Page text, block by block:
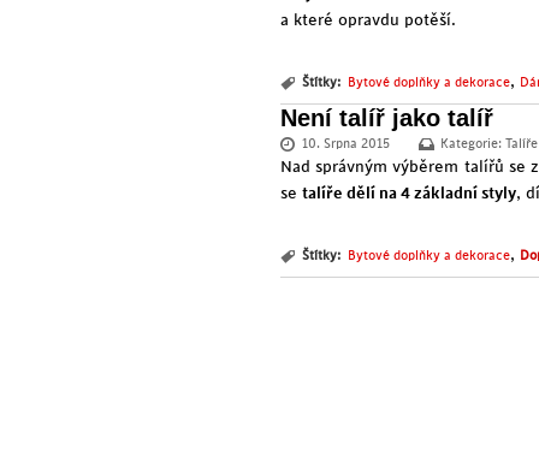
a které opravdu potěší.
Štítky: Bytové doplňky a dekorace,
Není talíř jako talíř
10. Srpna 2015 Kategorie: Talíře
Nad správným výběrem talířů se
se talíře dělí na 4 základní styly,
Štítky: Bytové doplňky a dekorace,